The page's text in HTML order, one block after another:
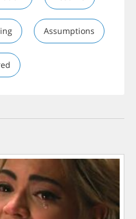
Assumptions